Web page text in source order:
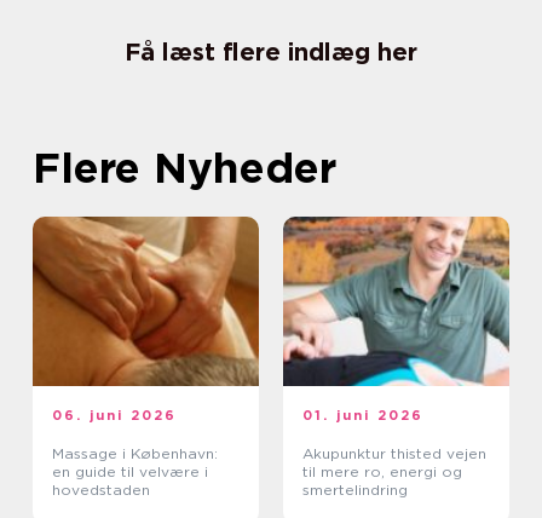
Få læst flere indlæg her
Flere Nyheder
06. juni 2026
Massage i København:
en guide til velvære i
hovedstaden
01. juni 2026
Akupunktur thisted vejen
til mere ro, energi og
smertelindring